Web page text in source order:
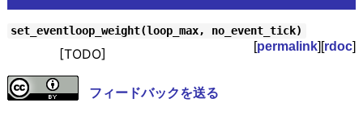
set_eventloop_weight(loop_max, no_event_tick)
[permalink][rdoc]
[TODO]
フィードバックを送る